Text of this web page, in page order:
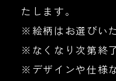
たします。
※絵柄はお選びい
※なくなり次第終
※デザインや仕様